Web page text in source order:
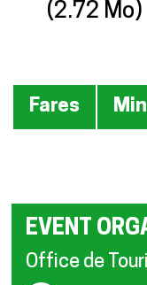
(2.72 Mo)
Prices
Fares Min
EVENT
Office de